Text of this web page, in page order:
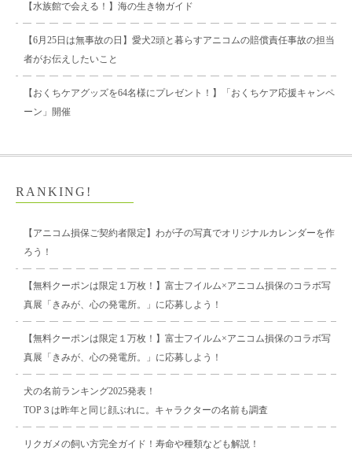
【水族館で会える！】海の生き物ガイド
【6月25日は無事故の日】愛犬2頭と暮らすアニコムの賠償責任事故の担当
者がお伝えしたいこと
【おくちケアグッズを64名様にプレゼント！】「おくちケア応援キャンペ
ーン」開催
RANKING!
【アニコム損保ご契約者限定】わが子の写真でオリジナルカレンダーを作
ろう！
【無料クーポンは限定１万枚！】富士フイルム×アニコム損保のコラボ写
真展「きみが、心の発電所。」に応募しよう！
【無料クーポンは限定１万枚！】富士フイルム×アニコム損保のコラボ写
真展「きみが、心の発電所。」に応募しよう！
犬の名前ランキング2025発表！
TOP３は昨年と同じ顔ぶれに。キャラクターの名前も調査
リクガメの飼い方完全ガイド！寿命や種類なども解説！